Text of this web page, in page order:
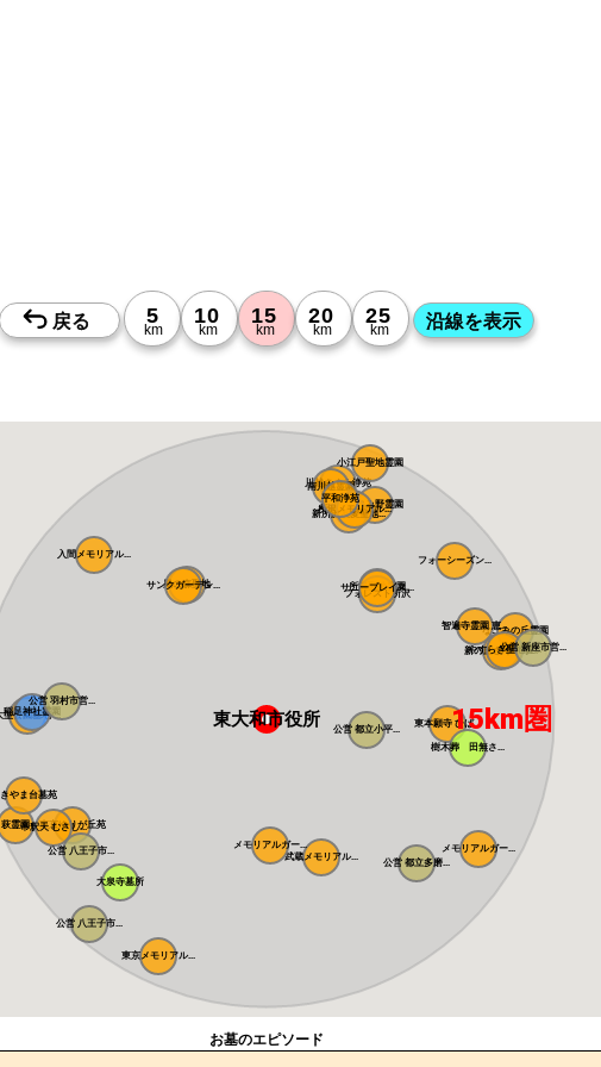
所沢聖地霊園
フォレスト所沢
風の森聖地
サンクガーデン...
入間メモリアル...
フォーシーズン...
なごみの丘霊園
川越さくら浄苑
メモリアルパー...
ふじみ野霊園
南川越霊園
新所沢友愛聖地...
所沢メモリアル...
新の丘さくら浄...
やすらぎ聖地霊...
サニープレイス...
小江戸聖地霊園
公営 新座市営...
平和浄苑
智遍寺霊園 恵...
東本願寺 ひば...
東京ゆりが丘苑
萩霊園帝釈天 むさし...
型公園墓地 ...
稲足神社霊園
大泉寺墓所
やま台墓苑
武蔵メモリアル...
公営 都立小平...
公営 都立多磨...
公営 八王子市...
公営 八王子市...
公営 羽村市営...
メモリアルガー...
メモリアルガー...
樹木葬 田無さ...
東京メモリアル...
東大和市役所 15km圏
お墓のエピソード